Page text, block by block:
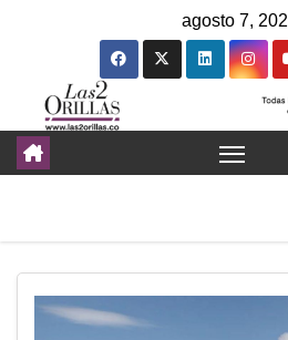
agosto 7,